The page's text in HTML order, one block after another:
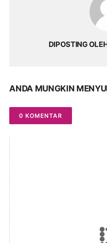
DIPOSTING
ANDA MUNGKIN
0 KOMENTAR